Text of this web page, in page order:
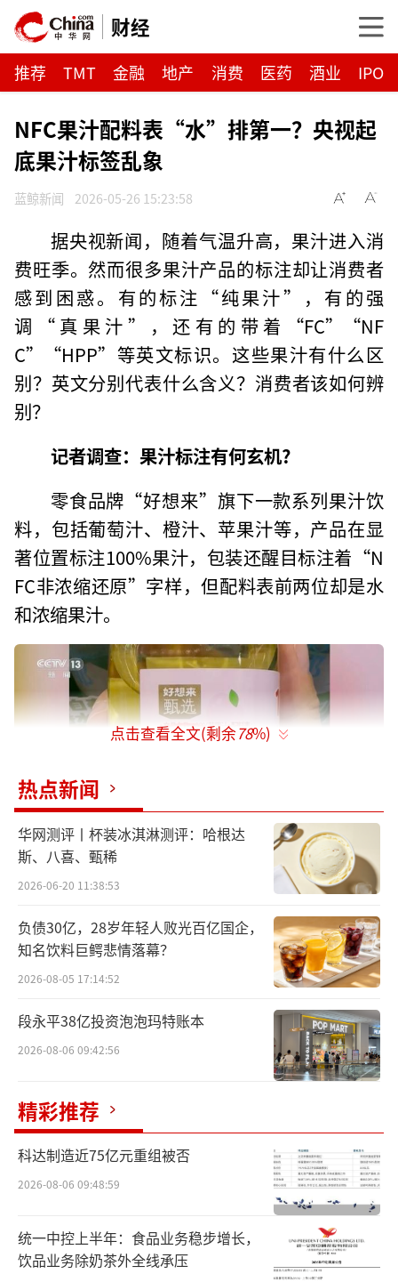
财经
推荐 TMT 金融 地产 消费 医药 酒业 IPO
NFC果汁配料表“水”排第一？央视起
底果汁标签乱象
蓝鲸新闻 2026-05-26 15:23:58
据央视新闻，随着气温升高，果汁进入消
费旺季。然而很多果汁产品的标注却让消费者
感到困惑。有的标注“纯果汁”，有的强
调“真果汁”，还有的带着“FC”“NF
C”“HPP”等英文标识。这些果汁有什么区
别？英文分别代表什么含义？消费者该如何辨
别？
记者调查：果汁标注有何玄机?
零食品牌“好想来”旗下一款系列果汁饮
料，包括葡萄汁、橙汁、苹果汁等，产品在显
著位置标注100%果汁，包装还醒目标注着“N
FC非浓缩还原”字样，但配料表前两位却是水
和浓缩果汁。
这类NFC标签乱象并非个例，某电商平台
上，记者找到了一款标称“100%NFC”的苹果
汁产品，记者向店铺客服核实产品属性时，客
服明确表示该产品为NFC果汁，但这款产品的
配料表中同样有水和浓缩苹果汁。
中国社会科学院知识产权中心研究员张浩
然介绍，NFC是“Not From Concentrate”的
缩写，中文通常译为非复原果汁。
点击查看全文(剩余78%)
热点新闻
华网测评丨杯装冰淇淋测评：哈根达
斯、八喜、甄稀
2026-06-20 11:38:53
负债30亿，28岁年轻人败光百亿国企，
知名饮料巨鳄悲情落幕？
2026-08-05 17:14:52
段永平38亿投资泡泡玛特账本
2026-08-06 09:42:56
精彩推荐
科达制造近75亿元重组被否
2026-08-06 09:48:59
统一中控上半年：食品业务稳步增长，
饮品业务除奶茶外全线承压